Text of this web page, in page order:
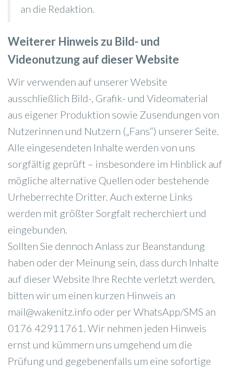
an die Redaktion.
Weiterer Hinweis zu Bild- und
Videonutzung auf dieser Website
Wir verwenden auf unserer Website
ausschließlich Bild-, Grafik- und Videomaterial
aus eigener Produktion sowie Zusendungen von
Nutzerinnen und Nutzern („Fans“) unserer Seite.
Alle eingesendeten Inhalte werden von uns
sorgfältig geprüft – insbesondere im Hinblick auf
mögliche alternative Quellen oder bestehende
Urheberrechte Dritter. Auch externe Links
werden mit größter Sorgfalt recherchiert und
eingebunden.
Sollten Sie dennoch Anlass zur Beanstandung
haben oder der Meinung sein, dass durch Inhalte
auf dieser Website Ihre Rechte verletzt werden,
bitten wir um einen kurzen Hinweis an
mail@wakenitz.info oder per WhatsApp/SMS an
0176 42911761. Wir nehmen jeden Hinweis
ernst und kümmern uns umgehend um die
Prüfung und gegebenenfalls um eine sofortige